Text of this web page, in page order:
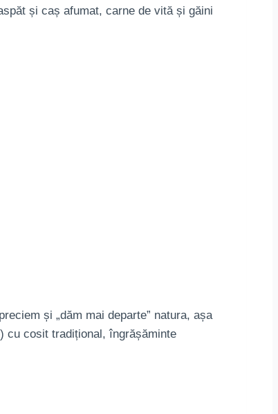
și caș afumat, carne de vită și găini
și „dăm mai departe” natura, așa
cu cosit tradițional, îngrășăminte